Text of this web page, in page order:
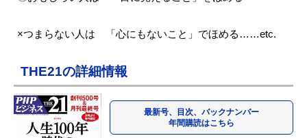
×つまらない人は 「心にもないこと」でほめる……etc.
THE21の詳細情報
最新号、目次、バックナンバー
年間購読はこちら